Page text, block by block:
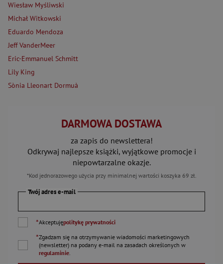
Wiesław Myśliwski
Michał Witkowski
Eduardo Mendoza
Jeff VanderMeer
Eric-Emmanuel Schmitt
Lily King
Sònia Lleonart Dormuà
DARMOWA DOSTAWA
za zapis do newslettera!
Odkrywaj najlepsze książki, wyjątkowe promocje i
niepowtarzalne okazje.
*Kod jednorazowego użycia przy minimalnej wartości koszyka 69 zł.
Twój adres e-mail
*Akceptujępolitykę prywatności
*Zgadzam się na otrzymywanie wiadomości marketingowych
(newsletter) na podany e-mail na zasadach określonych w
regulaminie.